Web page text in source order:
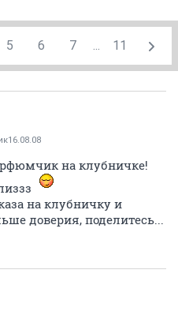
5 6 7 ... 11
на клубничке!
на клубничку и
доверия, поделитесь...